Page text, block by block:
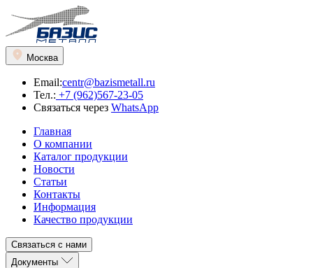
Москва
Email:centr@bazismetall.ru
Тел.: +7 (962)567-23-05
Связаться через WhatsApp
Главная
О компании
Каталог продукции
Новости
Статьи
Контакты
Информация
Качество продукции
Связаться с нами
Документы